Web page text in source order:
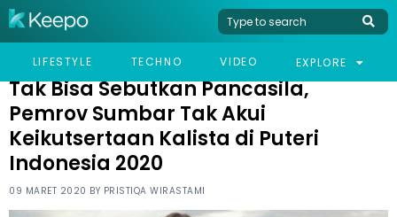
LIFESTYLE TECHNO VIDEO EXPLORE
HOME CELEB
TAK BISA SEBUTKAN PANCASILA, PEMROV SUMBAR TAK AKUI
Tak Bisa Sebutkan Pancasila,
Pemrov Sumbar Tak Akui
Keikutsertaan Kalista di Puteri
Indonesia 2020
09 MARET 2020 BY PRISTIQA WIRASTAMI